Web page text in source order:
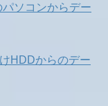
ソコンからデー
HDDからのデー